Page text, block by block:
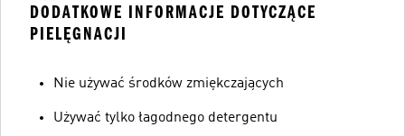
DODATKOWE INFORMACJE DOTYCZĄCE
PIELĘGNACJI
Nie używać środków zmiękczających
Używać tylko łagodnego detergentu